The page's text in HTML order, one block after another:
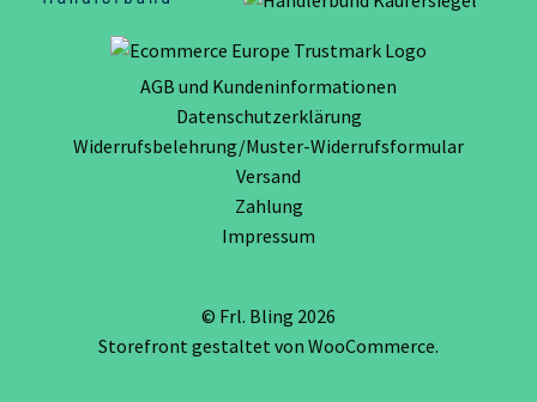
AGB und Kundeninformationen
Datenschutzerklärung
Widerrufsbelehrung/Muster-Widerrufsformular
Versand
Zahlung
Impressum
© Frl. Bling 2026
Storefront gestaltet von WooCommerce.